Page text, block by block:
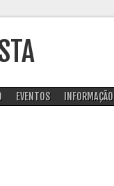
EVENTOS INFORMAÇÃO